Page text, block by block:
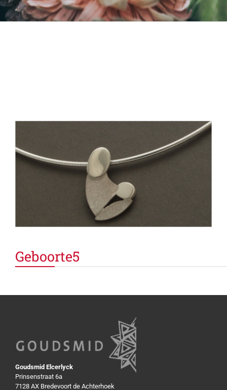
Geboorte5
Goudsmid Elcerlyck
Prinsenstraat 6a
7128 AX Bredevoort de Achterhoek